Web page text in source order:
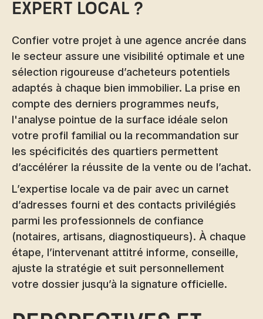
expert local ?
Confier votre projet à une agence ancrée dans
le secteur assure une visibilité optimale et une
sélection rigoureuse d’acheteurs potentiels
adaptés à chaque bien immobilier. La prise en
compte des derniers programmes neufs,
l'analyse pointue de la surface idéale selon
votre profil familial ou la recommandation sur
les spécificités des quartiers permettent
d’accélérer la réussite de la vente ou de l’achat.
L’expertise locale va de pair avec un carnet
d’adresses fourni et des contacts privilégiés
parmi les professionnels de confiance
(notaires, artisans, diagnostiqueurs). À chaque
étape, l’intervenant attitré informe, conseille,
ajuste la stratégie et suit personnellement
votre dossier jusqu’à la signature officielle.